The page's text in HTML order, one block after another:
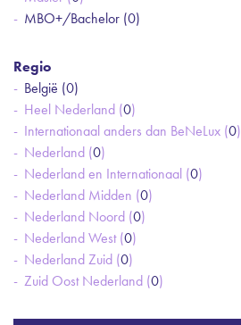
MBO+/Bachelor (0)
Regio
België (0)
Heel Nederland (0)
Internationaal anders dan BeNeLux (0)
Nederland (0)
Nederland en Internationaal (0)
Nederland Midden (0)
Nederland Noord (0)
Nederland West (0)
Nederland Zuid (0)
Zuid Oost Nederland (0)